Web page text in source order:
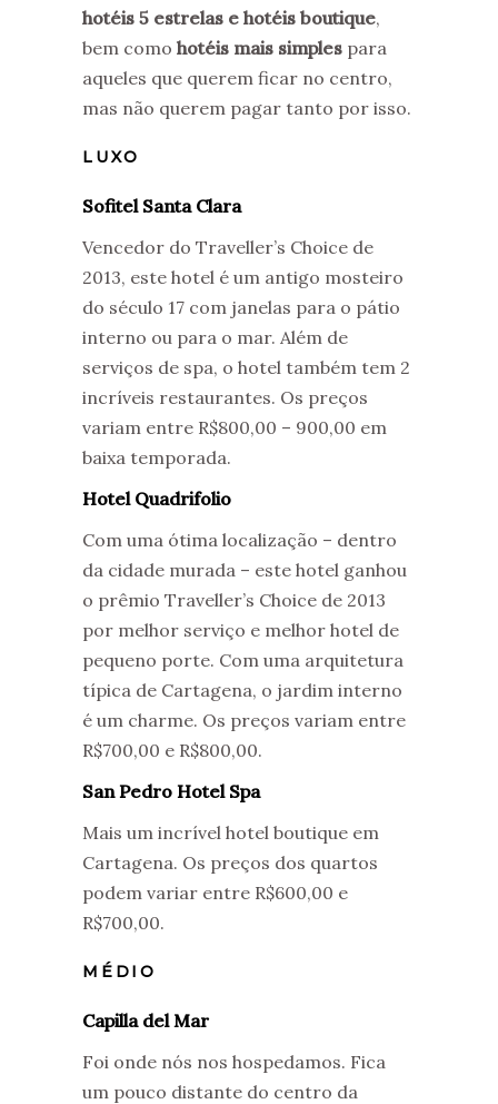
hotéis 5 estrelas e hotéis boutique,
bem como hotéis mais simples para
aqueles que querem ficar no centro,
mas não querem pagar tanto por isso.
LUXO
Sofitel Santa Clara
Vencedor do Traveller’s Choice de
2013, este hotel é um antigo mosteiro
do século 17 com janelas para o pátio
interno ou para o mar. Além de
serviços de spa, o hotel também tem 2
incríveis restaurantes. Os preços
variam entre R$800,00 – 900,00 em
baixa temporada.
Hotel Quadrifolio
Com uma ótima localização – dentro
da cidade murada – este hotel ganhou
o prêmio Traveller’s Choice de 2013
por melhor serviço e melhor hotel de
pequeno porte. Com uma arquitetura
típica de Cartagena, o jardim interno
é um charme. Os preços variam entre
R$700,00 e R$800,00.
San Pedro Hotel Spa
Mais um incrível hotel boutique em
Cartagena. Os preços dos quartos
podem variar entre R$600,00 e
R$700,00.
MÉDIO
Capilla del Mar
Foi onde nós nos hospedamos. Fica
um pouco distante do centro da